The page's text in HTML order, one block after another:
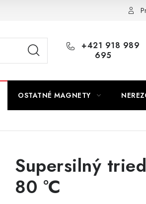
+421 918 989
695
OSTATNÉ MAGNETY
Supersilný
80 °C